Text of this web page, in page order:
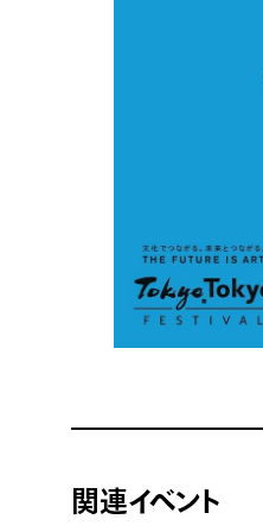
関連イベント